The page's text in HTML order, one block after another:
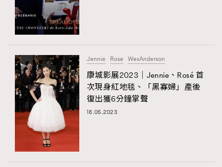
Jennie Rose WesAnderson
康城影展2023｜Jennie、Rosé 首
次現身紅地毯、「黑寡婦」產後
復出獲6分鐘掌聲
18.05.2023